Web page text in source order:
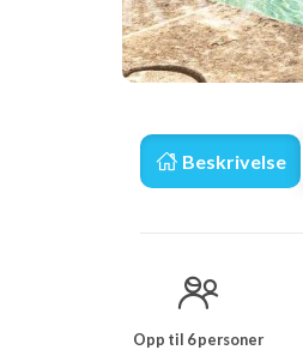
Beskrivelse
Opp til 6 personer